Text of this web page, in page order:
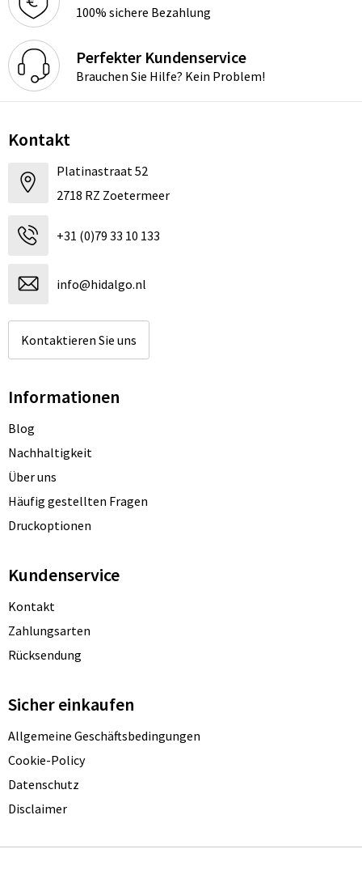
100% sichere Bezahlung
Perfekter Kundenservice
Brauchen Sie Hilfe? Kein Problem!
Kontakt
Platinastraat 52
2718 RZ Zoetermeer
+31 (0)79 33 10 133
info@hidalgo.nl
Kontaktieren Sie uns
Informationen
Blog
Nachhaltigkeit
Über uns
Häufig gestellten Fragen
Druckoptionen
Kundenservice
Kontakt
Zahlungsarten
Rücksendung
Sicher einkaufen
Allgemeine Geschäftsbedingungen
Cookie-Policy
Datenschutz
Disclaimer